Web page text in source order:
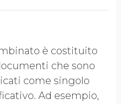
DI RICEVERE
DA
è costituito
che sono
come singolo
Ad esempio,